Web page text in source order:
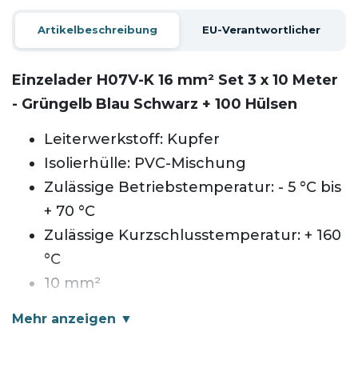
Artikelbeschreibung EU-Verantwortlicher
Einzelader H07V-K 16 mm² Set 3 x 10 Meter
- Grüngelb Blau Schwarz + 100 Hülsen
Leiterwerkstoff: Kupfer
Isolierhülle: PVC-Mischung
Zulässige Betriebstemperatur: - 5 °C bis
+ 70 °C
Zulässige Kurzschlusstemperatur: + 160
°C
10 mm²